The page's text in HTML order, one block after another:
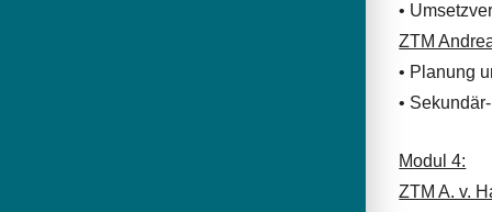
•
ZTM
• Planung
•
Modul 4:
ZTM A. v.